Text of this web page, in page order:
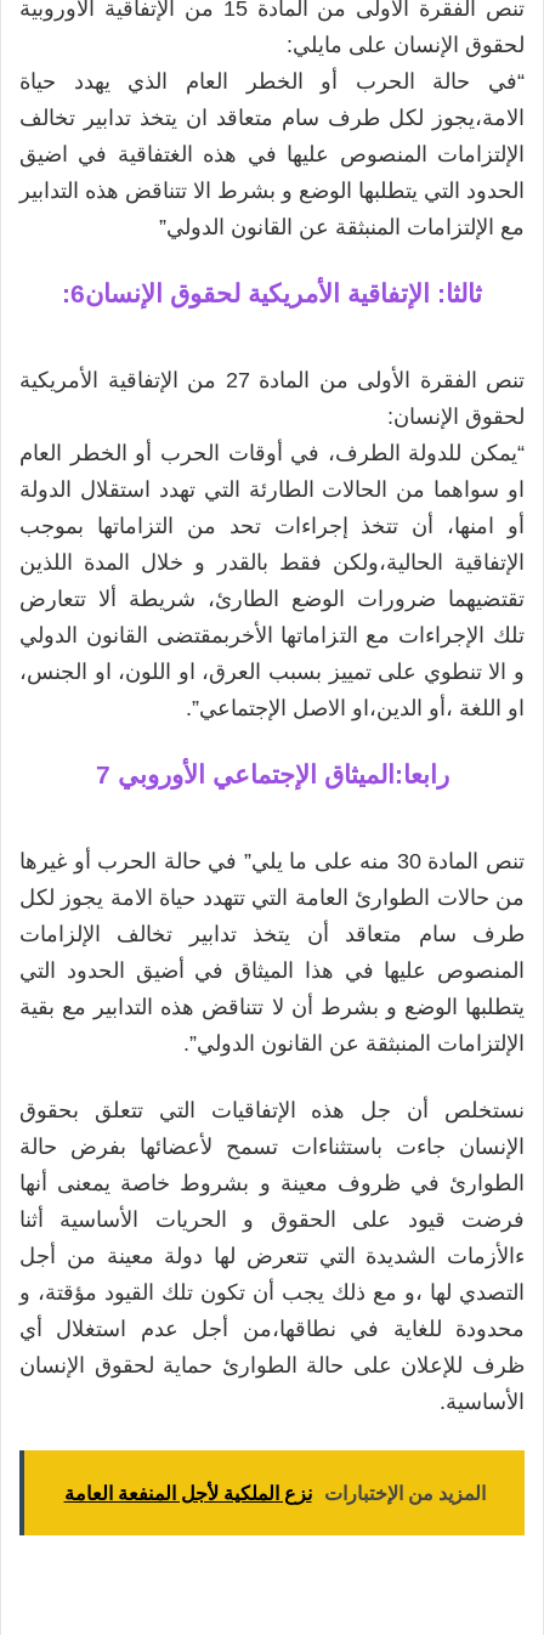
تنص الفقرة الاولى من المادة 15 من الإتفاقية الاوروبية
لحقوق الإنسان على مايلي:
“في حالة الحرب أو الخطر العام الذي يهدد حياة
الامة،يجوز لكل طرف سام متعاقد ان يتخذ تدابير تخالف
الإلتزامات المنصوص عليها في هذه الغتفاقية في اضيق
الحدود التي يتطلبها الوضع و بشرط الا تتناقض هذه التدابير
مع الإلتزامات المنبثقة عن القانون الدولي”
ثالثا: الإتفاقية الأمريكية لحقوق الإنسان6:
تنص الفقرة الأولى من المادة 27 من الإتفاقية الأمريكية
لحقوق الإنسان:
“يمكن للدولة الطرف، في أوقات الحرب أو الخطر العام
او سواهما من الحالات الطارئة التي تهدد استقلال الدولة
أو امنها، أن تتخذ إجراءات تحد من التزاماتها بموجب
الإتفاقية الحالية،ولكن فقط بالقدر و خلال المدة اللذين
تقتضيهما ضرورات الوضع الطارئ، شريطة ألا تتعارض
تلك الإجراءات مع التزاماتها الأخربمقتضى القانون الدولي
و الا تنطوي على تمييز بسبب العرق، او اللون، او الجنس،
او اللغة ،أو الدين،او الاصل الإجتماعي”.
رابعا:الميثاق الإجتماعي الأوروبي
تنص المادة 30 منه على ما يلي” في حالة الحرب أو غيرها
من حالات الطوارئ العامة التي تتهدد حياة الامة يجوز لكل
طرف سام متعاقد أن يتخذ تدابير تخالف الإلزامات
المنصوص عليها في هذا الميثاق في أضيق الحدود التي
يتطلبها الوضع و بشرط أن لا تتناقض هذه التدابير مع بقية
الإلتزامات المنبثقة عن القانون الدولي”.
نستخلص أن جل هذه الإتفاقيات التي تتعلق بحقوق
الإنسان جاءت باستثناءات تسمح لأعضائها بفرض حالة
الطوارئ في ظروف معينة و بشروط خاصة يمعنى أنها
فرضت قيود على الحقوق و الحريات الأساسية أثنا
ءالأزمات الشديدة التي تتعرض لها دولة معينة من أجل
التصدي لها ،و مع ذلك يجب أن تكون تلك القيود مؤقتة، و
محدودة للغاية في نطاقها،من أجل عدم استغلال أي
ظرف للإعلان على حالة الطوارئ حماية لحقوق الإنسان
الأساسية.
المزيد من الإختبارات نزع الملكية لأجل المنفعة العامة